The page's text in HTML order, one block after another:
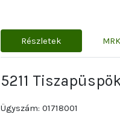
Részletek
5211
Ügyszám: 01718001